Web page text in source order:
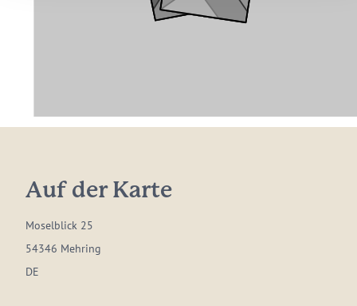
Auf der Karte
Moselblick 25
54346 Mehring
DE